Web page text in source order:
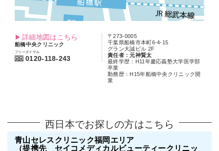
詳細地図はこちら
船橋中央クリニック
フリーダイヤル
0120-118-243
〒273-0005
千葉県船橋市本町6-4-15
グラン大誠ビル 2F
責任者：元神賢太
最終学歴：H11年慶応義塾大学医学部
卒業
勤務歴：H15年船橋中央クリニック開
業
西日本でお探しの方はこちら
青山セレスクリニック福岡エリア
（提携先 セイコメディカルビューティークリニッ